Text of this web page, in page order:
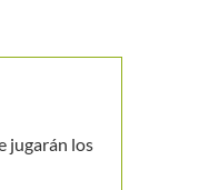
jugarán los